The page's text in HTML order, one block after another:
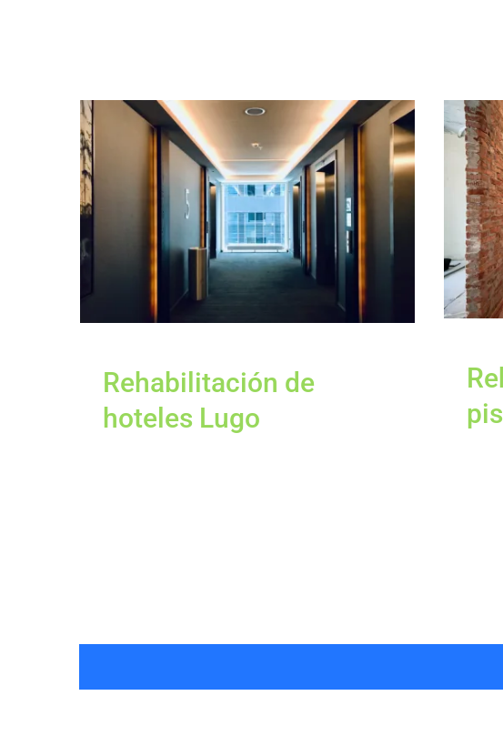
Rehabilitación de
hoteles Lugo